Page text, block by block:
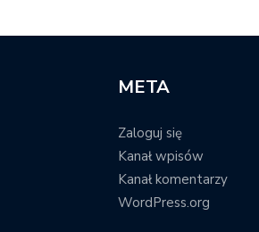
META
Zaloguj się
Kanał wpisów
Kanał komentarzy
WordPress.org